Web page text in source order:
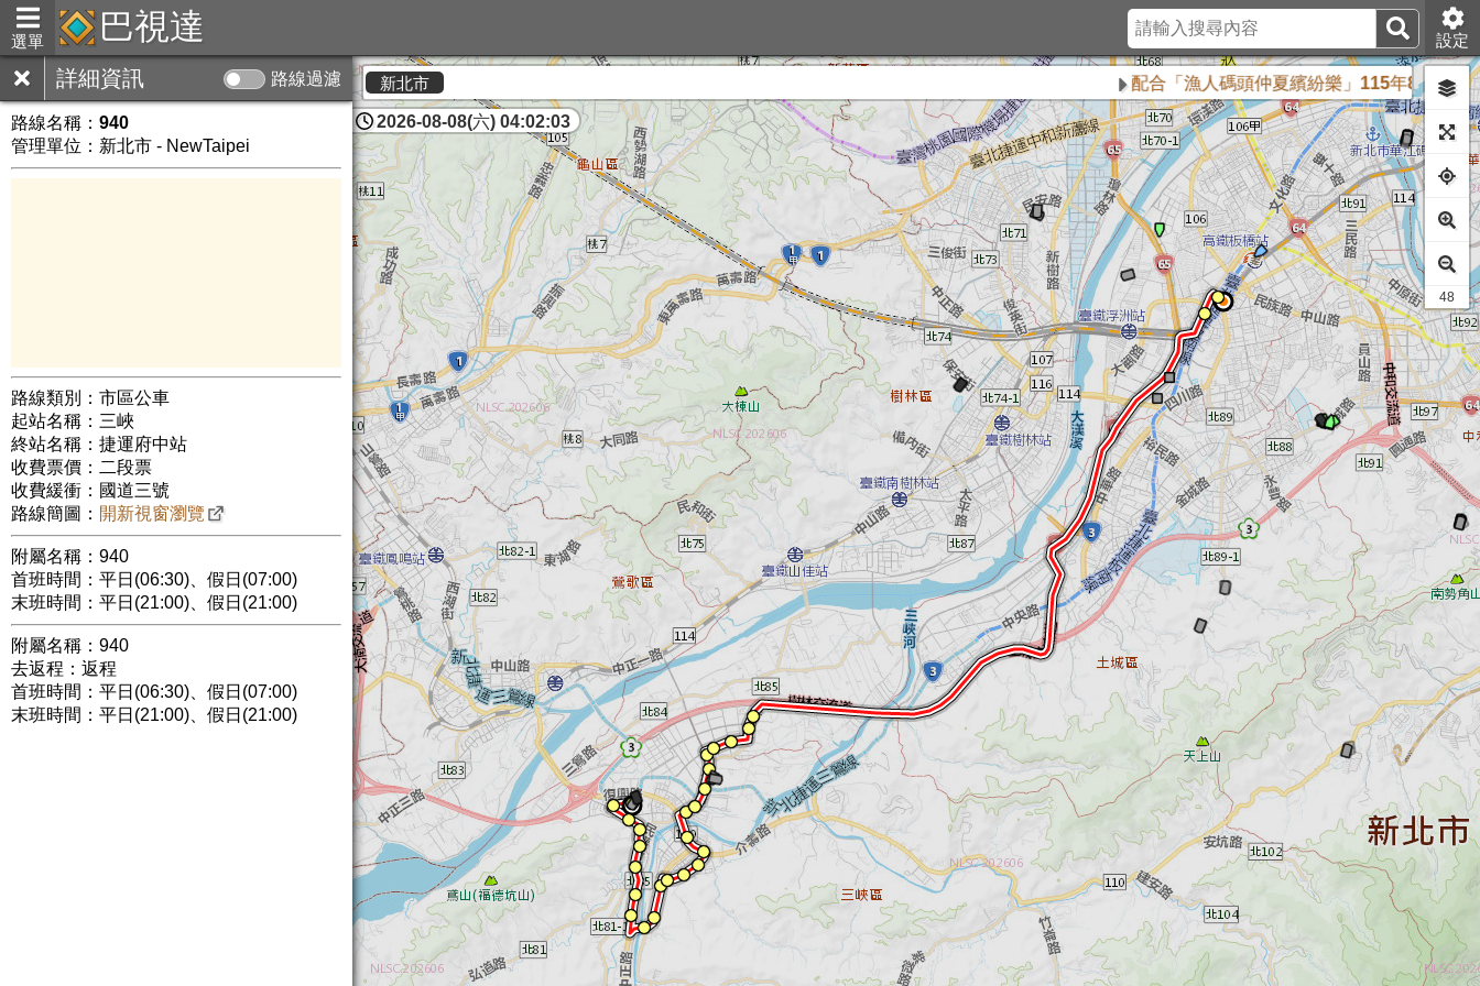
選單 巴視達 設定
詳細資訊 路線過濾
路線名稱： 940
管理單位：新北市 - NewTaipei
路線類別：市區公車
起站名稱：三峽
終站名稱：捷運府中站
收費票價：二段票
收費緩衝：國道三號
路線簡圖： 開新視窗瀏覽
附屬名稱：940
首班時間：平日(06:30)、假日(07:00)
末班時間：平日(21:00)、假日(21:00)
附屬名稱：940
去返程：返程
首班時間：平日(06:30)、假日(07:00)
末班時間：平日(21:00)、假日(21:00)
新北市 配合「漁人碼頭仲夏繽紛樂」115年8月16日、8月
2026-08-08(六) 04:02:04
43